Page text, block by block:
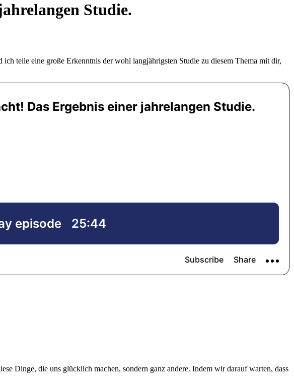
Studie.
teile eine große Erkenntnis der wohl langjährigsten Studie zu diesem Thema mit dir,
Dinge, die uns glücklich machen, sondern ganz andere. Indem wir darauf warten, dass